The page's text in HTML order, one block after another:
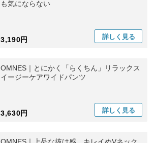
も気にならない
3,190円 詳しく 見る
OMNES｜とにかく「らくちん」リラックス
イージーケアワイドパンツ
3,630円 詳しく 見る